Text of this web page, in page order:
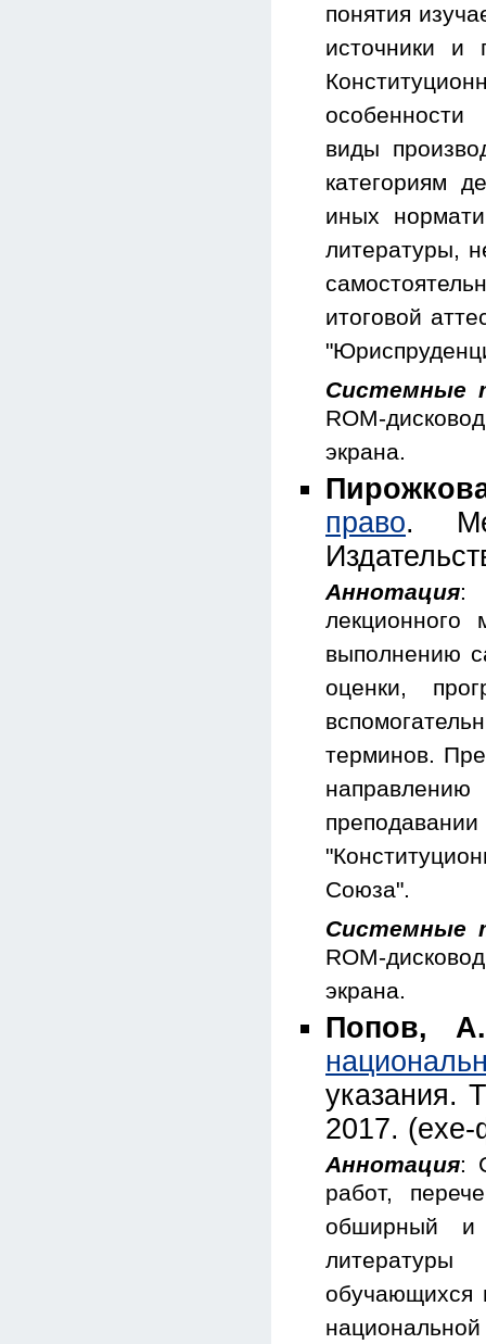
понятия
источники и
особенности
виды
категориям
иных
литературы,
итоговой
Системные
ROM-
экрана.
право.
Аннотация:
выполнению
оценки,
терминов.
Союза".
Системные
ROM-
экрана.
Попов,
указания.
2017.
Аннотация:
работ,
обширный и
обучающихся